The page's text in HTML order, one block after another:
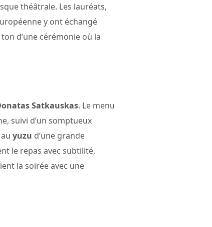
théâtrale. Les lauréats,
y ont échangé
d’une cérémonie où la
Satkauskas. Le menu
suivi d’un somptueux
yuzu d’une grande
le repas avec subtilité,
la soirée avec une